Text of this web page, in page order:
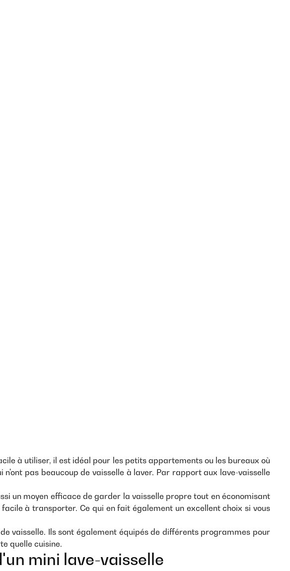
à utiliser, il est idéal pour les petits appartements ou les bureaux où
pas beaucoup de vaisselle à laver. Par rapport aux lave-vaisselle
un moyen efficace de garder la vaisselle propre tout en économisant
à transporter. Ce qui en fait également un excellent choix si vous
vaisselle. Ils sont également équipés de différents programmes pour
quelle cuisine.
mini lave-vaisselle